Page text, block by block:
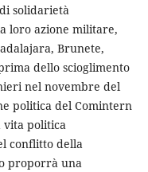
solidarietà
loro azione militare,
Brunete,
dello scioglimento
nel novembre del
politica del Comintern
vita politica
conflitto della
proporrà una